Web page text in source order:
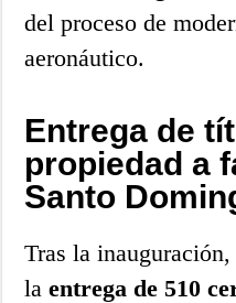
del proceso de
aeronáutico.
Entrega de
propiedad a
Santo
Tras la
laentrega de 510